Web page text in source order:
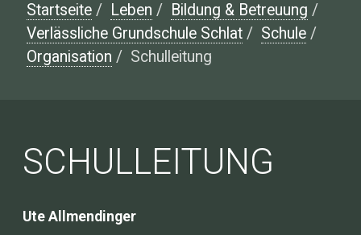
Startseite / Leben / Bildung & Betreuung /
Verlässliche Grundschule Schlat / Schule /
Organisation / Schulleitung
SCHULLEITUNG
Ute Allmendinger